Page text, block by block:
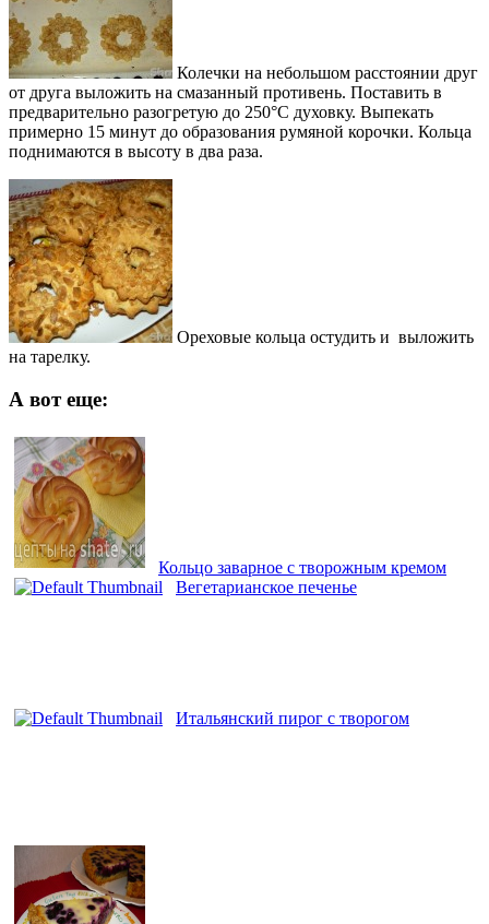
Колечки на небольшом расстоянии друг
от друга выложить на смазанный противень. Поставить в
предварительно разогретую до 250°С духовку. Выпекать
примерно 15 минут до образования румяной корочки. Кольца
поднимаются в высоту в два раза.
Ореховые кольца остудить и выложить
на тарелку.
А вот еще:
Кольцо заварное с творожным кремом
Вегетарианское печенье
Итальянский пирог с творогом